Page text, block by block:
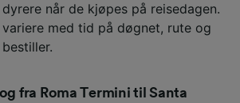
når de kjøpes på reisedagen.
variere med tid på døgnet, rute og
fra Roma Termini til Santa